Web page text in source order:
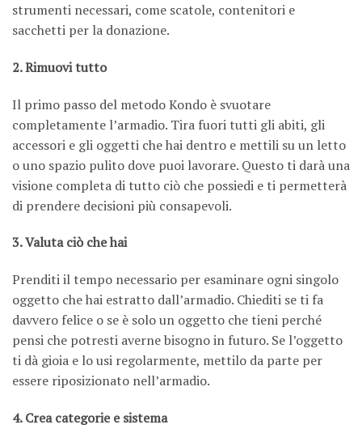
strumenti necessari, come scatole, contenitori e
sacchetti per la donazione.
2. Rimuovi tutto
Il primo passo del metodo Kondo è svuotare
completamente l’armadio. Tira fuori tutti gli abiti, gli
accessori e gli oggetti che hai dentro e mettili su un letto
o uno spazio pulito dove puoi lavorare. Questo ti darà una
visione completa di tutto ciò che possiedi e ti permetterà
di prendere decisioni più consapevoli.
3. Valuta ciò che hai
Prenditi il tempo necessario per esaminare ogni singolo
oggetto che hai estratto dall’armadio. Chiediti se ti fa
davvero felice o se è solo un oggetto che tieni perché
pensi che potresti averne bisogno in futuro. Se l’oggetto
ti dà gioia e lo usi regolarmente, mettilo da parte per
essere riposizionato nell’armadio.
4. Crea categorie e sistema